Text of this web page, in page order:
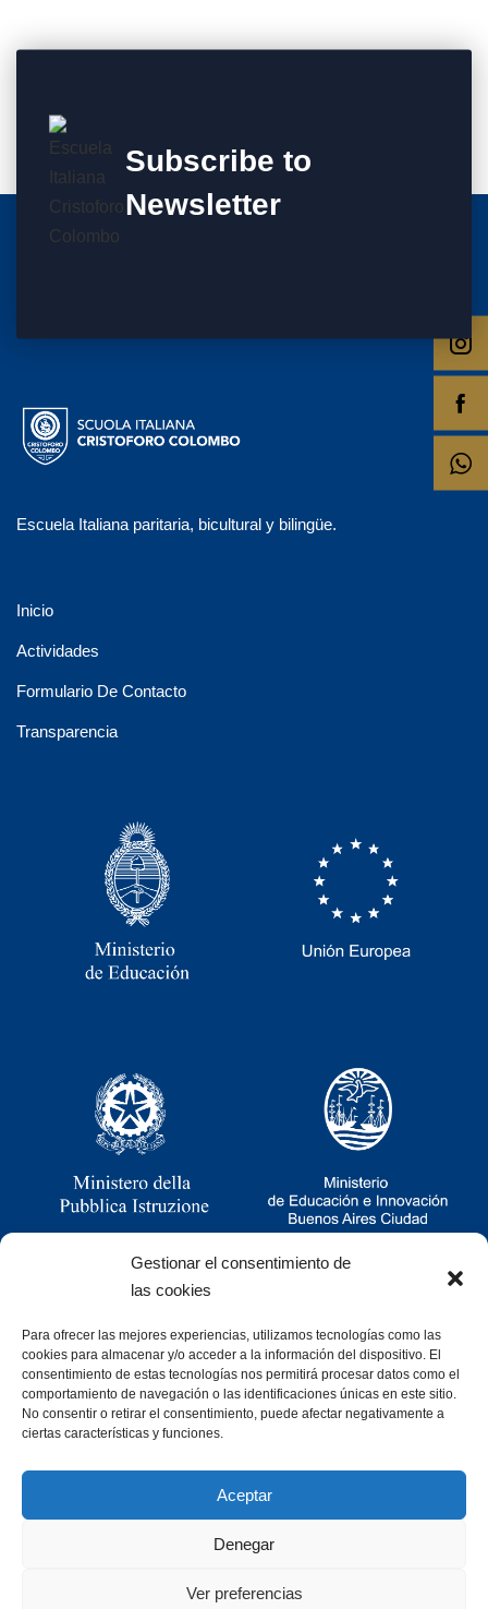
Gestionar el consentimiento de
las cookies
Para ofrecer las mejores experiencias, utilizamos tecnologías como las
cookies para almacenar y/o acceder a la información del dispositivo. El
consentimiento de estas tecnologías nos permitirá procesar datos como el
comportamiento de navegación o las identificaciones únicas en este sitio.
No consentir o retirar el consentimiento, puede afectar negativamente a
ciertas características y funciones.
Aceptar
Denegar
Ver preferencias
Subscribe to
Newsletter
Escuela Italiana paritaria, bicultural y bilingüe.
Inicio
Actividades
Formulario De Contacto
Transparencia
Ramsay 2251, CABA, Argentina
011 4781-0060
consultas@cristoforocolombo.org.ar